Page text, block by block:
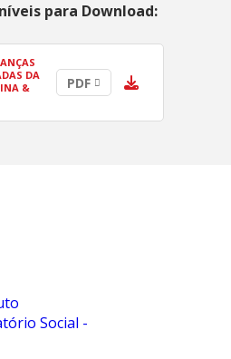
para Download:
DA
&
PDF